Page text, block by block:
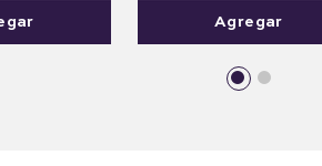
Agregar